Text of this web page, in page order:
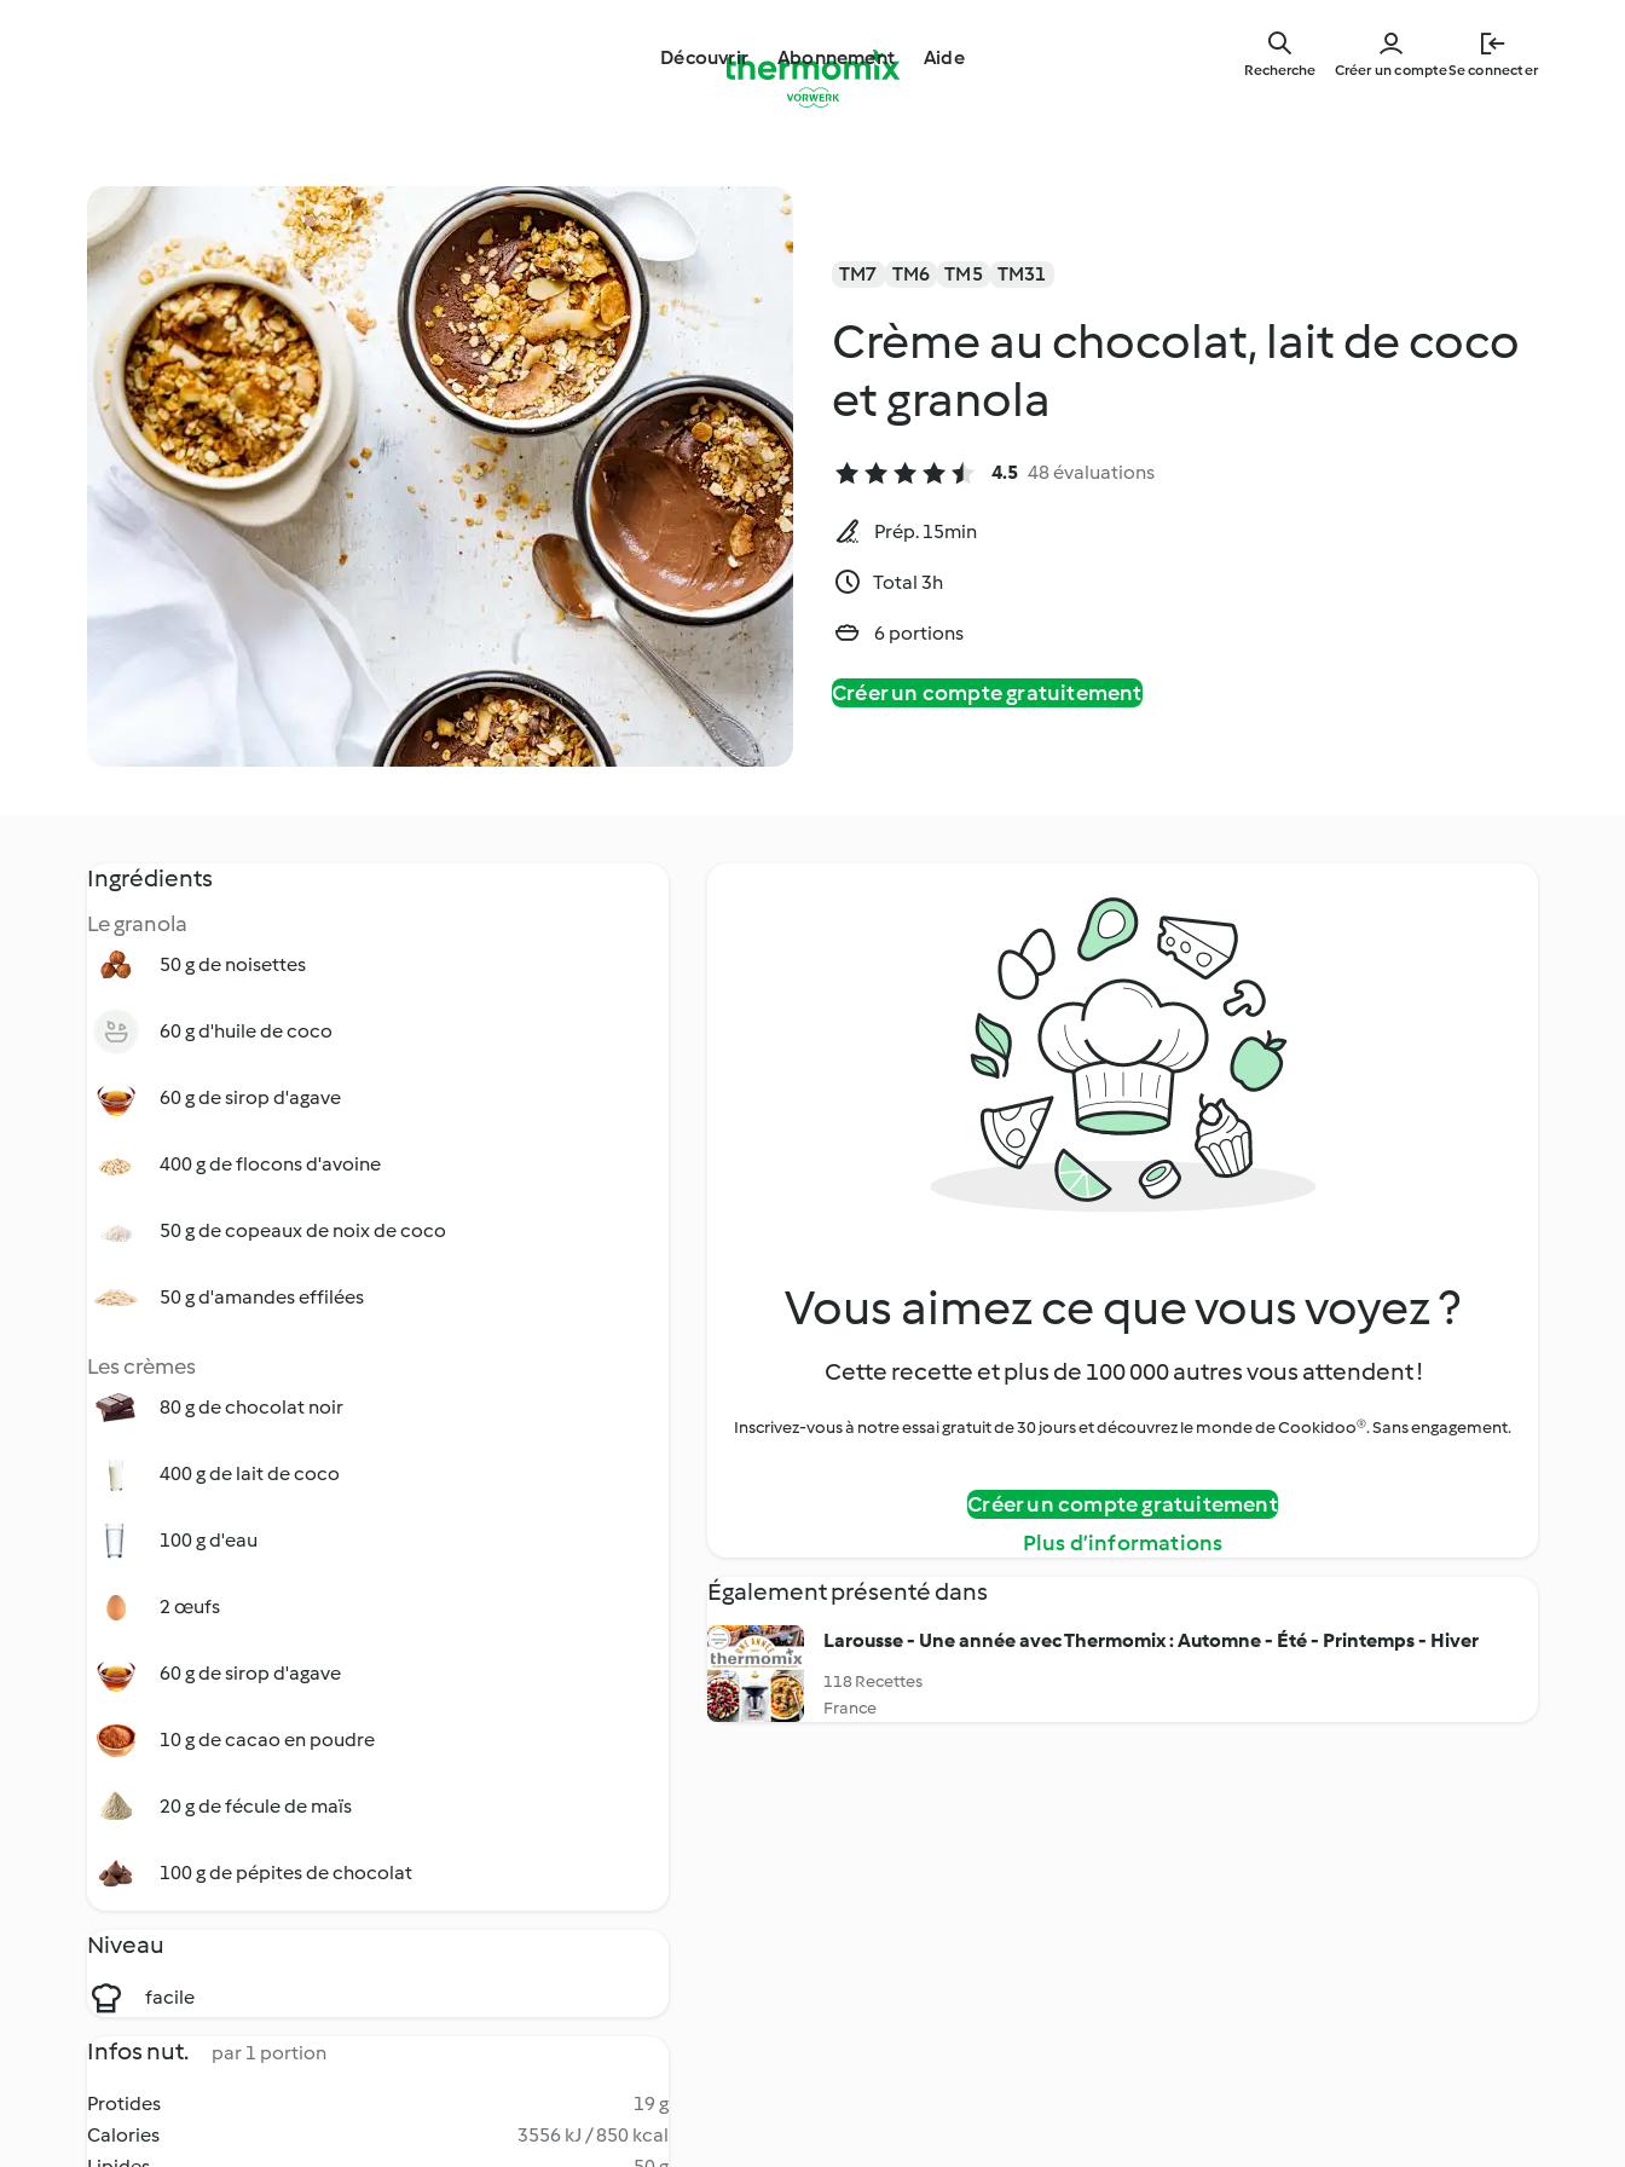
main
Découvrir Abonnement Aide
Créer un compteSe connecter
Recherche
TM7 TM6 TM5 TM31
Crème au chocolat, lait de coco
et granola
4.5 48 évaluations
Prép. 15min
Total 3h
6 portions
Créer un compte gratuitement
Ingrédients
Le granola
50 g de noisettes
60 g d'huile de coco
60 g de sirop d'agave
400 g de flocons d'avoine
50 g de copeaux de noix de coco
50 g d'amandes effilées
Les crèmes
80 g de chocolat noir
400 g de lait de coco
100 g d'eau
2 œufs
60 g de sirop d'agave
10 g de cacao en poudre
20 g de fécule de maïs
100 g de pépites de chocolat
Niveau
facile
Infos nut. par 1 portion
Protides
19 g
Calories
3556 kJ / 850 kcal
Vous aimez ce que vous voyez ?
Cette recette et plus de 100 000 autres vous attendent !
Inscrivez-vous à notre essai gratuit de 30 jours et découvrez le monde de Cookidoo®. Sans engagement.
Créer un compte gratuitement
Plus d’informations
Également présenté dans
Larousse - Une année avec Thermomix : Automne - Été - Printemps - Hiver
118 Recettes
France